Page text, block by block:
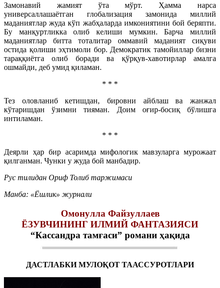
Замонавий жамият ўта мўрт. Ҳамма нарса
универсаллашаётган глобализация замонида миллий
маданиятлар жуда кўп жабҳаларда имкониятини бой беряпти.
Бу манқуртликка олиб келиши мумкин. Барча миллий
маданиятлар битта тоталитар оммавий маданият сиқуви
остида қолиши эҳтимоли бор. Демократик тамойиллар бизни
тараққиётга олиб боради ва қўрқув-хавотирлар амалга
ошмайди, деб умид қиламан.
* * *
Тез оловланиб кетишдан, бировни айблаш ва жанжал
кўтаришдан ўзимни тияман. Доим оғир-босиқ бўлишга
интиламан.
* * *
Деярли ҳар бир асаримда мифологик мавзуларга мурожаат
қилганман. Чунки у жуда бой манбадир.
Рус тилидан Ориф Толиб таржимаси
Манба: «Ёшлик» журнали
Омонулла Файзуллаев
ЁЗУВЧИНИНГ ИЛМИЙ ФАНТАЗИЯСИ
“Кассандра тамғаси” романи ҳақида
ДАСТЛАБКИ МУЛОҚОТ ТААССУРОТЛАРИ